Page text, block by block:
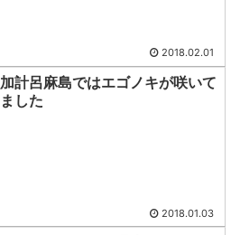
2018.02.01
加計呂麻島ではエゴノキが咲いて
ました
2018.01.03